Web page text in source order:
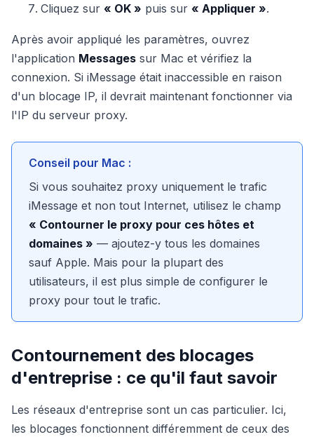
Cliquez sur « OK » puis sur « Appliquer ».
Après avoir appliqué les paramètres, ouvrez
l'application Messages sur Mac et vérifiez la
connexion. Si iMessage était inaccessible en raison
d'un blocage IP, il devrait maintenant fonctionner via
l'IP du serveur proxy.
Conseil pour Mac :
Si vous souhaitez proxy uniquement le trafic
iMessage et non tout Internet, utilisez le champ
« Contourner le proxy pour ces hôtes et
domaines » — ajoutez-y tous les domaines
sauf Apple. Mais pour la plupart des
utilisateurs, il est plus simple de configurer le
proxy pour tout le trafic.
Contournement des blocages
d'entreprise : ce qu'il faut savoir
Les réseaux d'entreprise sont un cas particulier. Ici,
les blocages fonctionnent différemment de ceux des